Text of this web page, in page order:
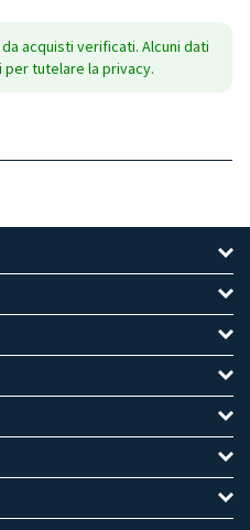
acquisti verificati. Alcuni dati
tutelare la privacy.